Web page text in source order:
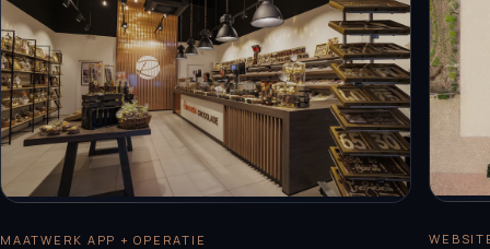
MAATWERK APP + OPERATIE